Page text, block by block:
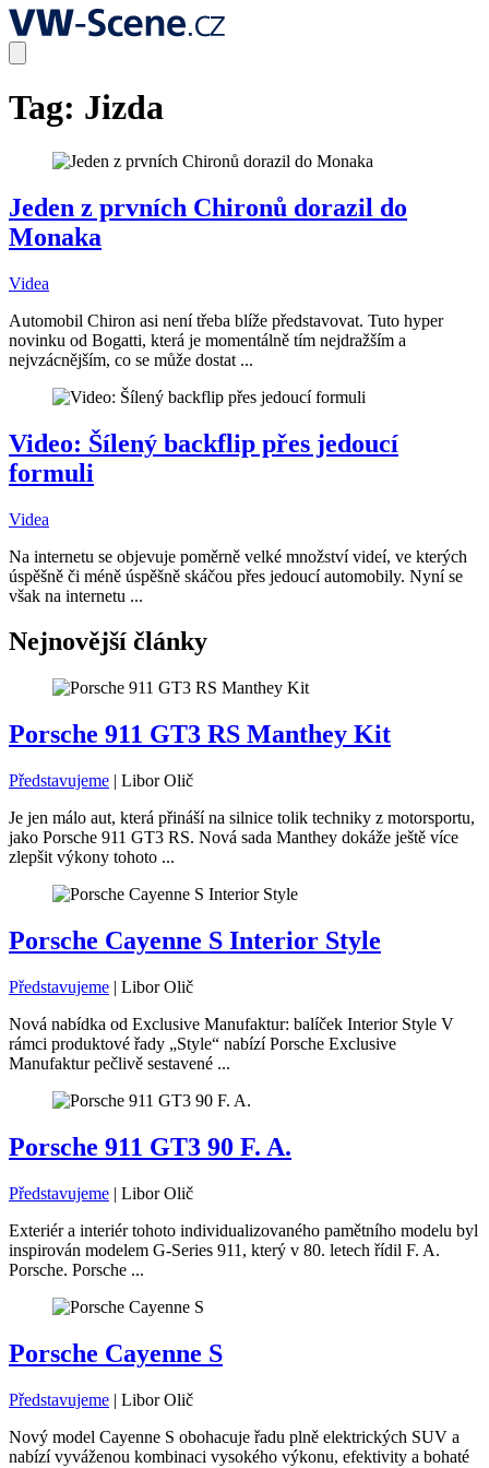
Tag: Jizda
Jeden z prvních Chironů dorazil do
Monaka
Videa
Automobil Chiron asi není třeba blíže představovat. Tuto hyper
novinku od Bogatti, která je momentálně tím nejdražším a
nejvzácnějším, co se může dostat ...
Video: Šílený backflip přes jedoucí
formuli
Videa
Na internetu se objevuje poměrně velké množství videí, ve kterých
úspěšně či méně úspěšně skáčou přes jedoucí automobily. Nyní se
však na internetu ...
Nejnovější články
Porsche 911 GT3 RS Manthey Kit
Představujeme | Libor Olič
Je jen málo aut, která přináší na silnice tolik techniky z motorsportu,
jako Porsche 911 GT3 RS. Nová sada Manthey dokáže ještě více
zlepšit výkony tohoto ...
Porsche Cayenne S Interior Style
Představujeme | Libor Olič
Nová nabídka od Exclusive Manufaktur: balíček Interior Style V
rámci produktové řady „Style“ nabízí Porsche Exclusive
Manufaktur pečlivě sestavené ...
Porsche 911 GT3 90 F. A.
Představujeme | Libor Olič
Exteriér a interiér tohoto individualizovaného pamětního modelu byl
inspirován modelem G-Series 911, který v 80. letech řídil F. A.
Porsche. Porsche ...
Porsche Cayenne S
Představujeme | Libor Olič
Nový model Cayenne S obohacuje řadu plně elektrických SUV a
nabízí vyváženou kombinaci vysokého výkonu, efektivity a bohaté